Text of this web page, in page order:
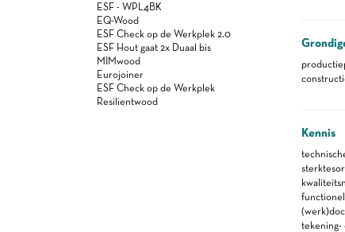
ESF - WPL4BK
EQ-Wood
ESF Check op de Werkplek 2.0
ESF Hout gaat 2x Duaal bis
MIMwood
Eurojoiner
ESF Check op de Werkplek
Resilientwood
Kennis
tekening-